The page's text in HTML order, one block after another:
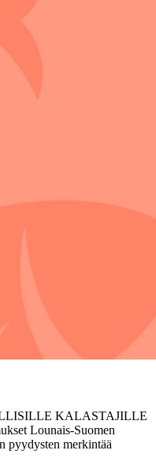
KALASTAJILLE
Lounais-Suomen
pyydysten merkintää